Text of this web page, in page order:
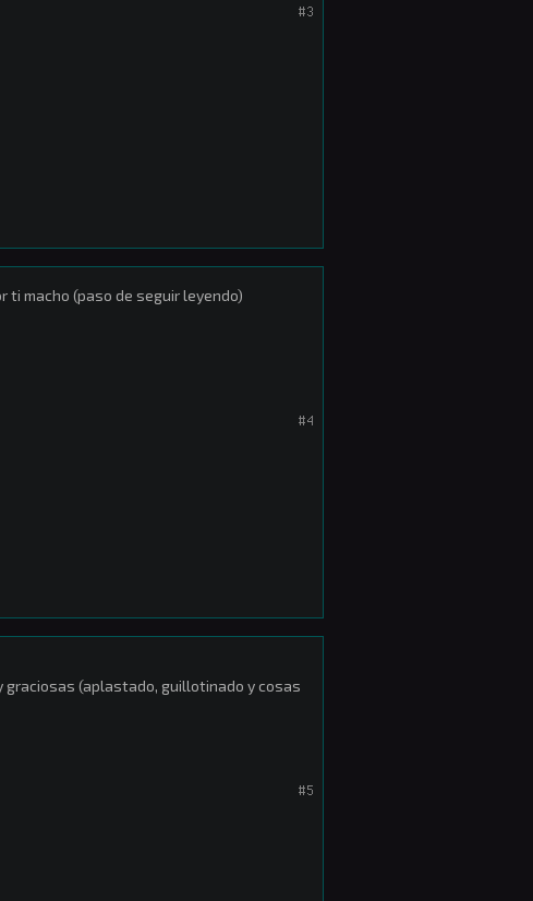
#3
ti macho (paso de seguir leyendo)
#4
graciosas (aplastado, guillotinado y cosas
#5